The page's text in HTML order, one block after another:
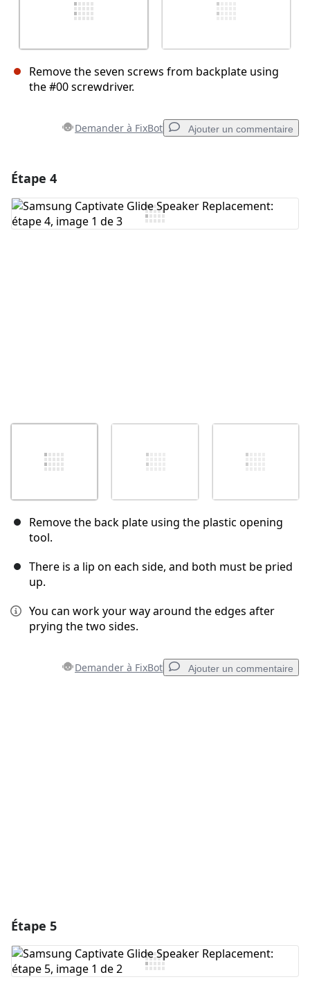
Remove the seven screws from backplate using
the #00 screwdriver.
Demander à FixBot Ajouter un commentaire
Ajouter un commentaire
Étape 4
Remove the back plate using the plastic opening
tool.
There is a lip on each side, and both must be pried
up.
You can work your way around the edges after
prying the two sides.
Demander à FixBot Ajouter un commentaire
Étape 5